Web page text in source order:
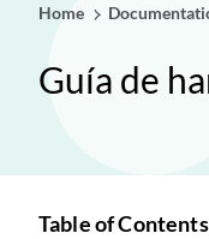
Home
Guía de
Table of Contents